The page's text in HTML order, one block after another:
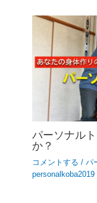
パーソナル
か？
コメントする /パ
personalkoba2019